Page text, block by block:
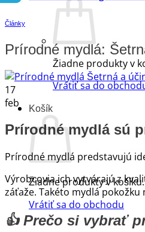
Žiadne produkty v
Vrátiť sa do
Košík
Žiadne produkty v košíku.
Vrátiť sa do obchodu
Články
Prírodné mydlá:
17
feb
Prírodné mydlá sú
Prírodné mydlá predstavujú
Výrobcovia ich vytvárajú z
záťaže. Takéto mydlá
👍Prečo si vybrať